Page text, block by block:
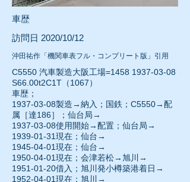
車歴
訪問日 2020/10/12
沖田祐作「機関車表フル・コンプリート版」引用
C5550 汽車製造大阪工場=1458 1937-03-08
S66.00t2C1T（1067）
車歴；
1937-03-08製造→納入；国鉄；C5550→配
属［達186］；仙台局→
1937-03-08使用開始→配置；仙台局→
1939-01-31現在；仙台→
1945-04-01現在；仙台→
1950-04-01現在；会津若松→旭川→
1951-01-20借入；旭川発小樽築港着日→
1952-04-01現在；旭川→